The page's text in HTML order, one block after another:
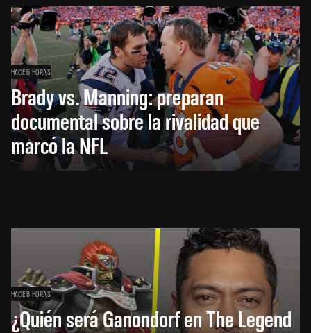
HACE 6 HORAS
Brady vs. Manning: preparan
documental sobre la rivalidad que
marcó la NFL
HACE 8 HORAS
¿Quién será Ganondorf en The Legend